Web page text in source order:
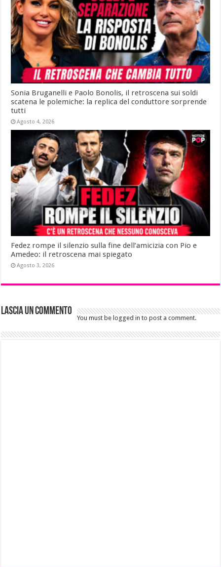
Sonia Bruganelli e Paolo Bonolis, il retroscena sui soldi
scatena le polemiche: la replica del conduttore sorprende
tutti
Agosto 4, 2026
Fedez rompe il silenzio sulla fine dell’amicizia con Pio e
Amedeo: il retroscena mai spiegato
Agosto 3, 2026
Lascia un commento
You must be logged in to post a comment.